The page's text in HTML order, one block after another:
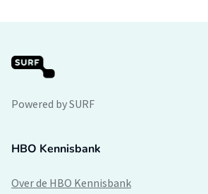
Powered by SURF
HBO Kennisbank
Over de HBO Kennisbank